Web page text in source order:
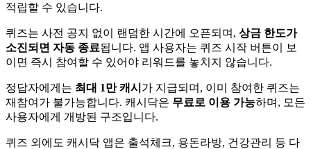
적립할 수 있습니다.
퀴즈는 사전 공지 없이 랜덤한 시간에 오픈되며, 상금 한도가
소진되면 자동 종료됩니다. 앱 사용자는 퀴즈 시작 버튼이 보
이면 즉시 참여할 수 있어야 리워드를 놓치지 않습니다.
정답자에게는 최대 1만 캐시 가 지급되며, 이미 참여한 퀴즈는
재참여가 불가능합니다. 캐시닥은 무료로 이용 가능하며, 모든
사용자에게 개방된 구조입니다.
퀴즈 외에도 캐시닥 앱은 출석체크, 용돈라방, 건강관리 등 다